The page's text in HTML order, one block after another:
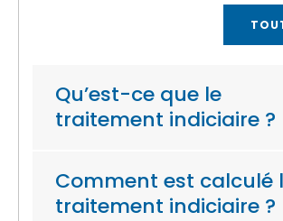
Qu’est-ce que le
traitement indiciaire ?
Comment est calculé
traitement indiciaire ?